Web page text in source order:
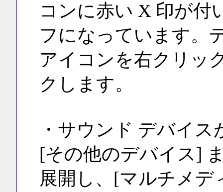
コンに赤い X 印が付
フになっています。
アイコンを右クリッ
クします。
・サウンド デバイ
[その他のデバイス]
展開し、[マルチメデ